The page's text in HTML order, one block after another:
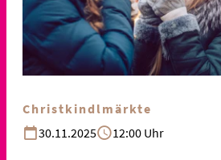
Christkindlmärkte
30.11.2025
12:00 Uhr